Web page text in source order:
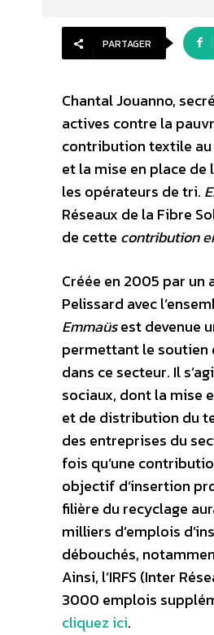
PARTAGER
Chantal Jouanno,
actives contre la
contribution textile
et la mise en place
les opérateurs de tri.
Réseaux de la Fibre
de cette contribution
Créée en 2005 par
Pelissard avec
Emmaüsest devenue
permettant le soutien
dans ce secteur. Il
sociaux, dont la mise
et de distribution du
des entreprises du
fois qu’une
objectif d’insertion
filière du recyclage
milliers d’emplois
débouchés,
Ainsi, l’IRFS (Inter
3000 emplois
cliquez ici.